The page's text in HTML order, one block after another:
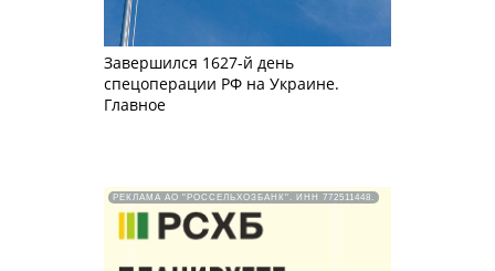
Завершился 1627-й день
спецоперации РФ на Украине.
Главное
РЕКЛАМА АО "РОССЕЛЬХОЗБАНК". ИНН 772511448.